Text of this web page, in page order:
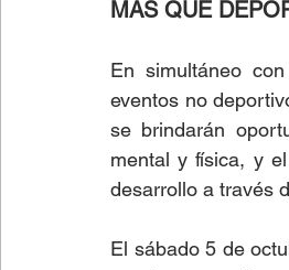
MAS QUE
En simultáneo
eventos no
se brindarán
mental y física, y
desarrollo a través
El sábado 5 de